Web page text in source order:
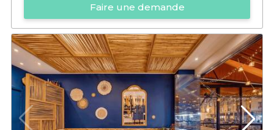
Faire une demande